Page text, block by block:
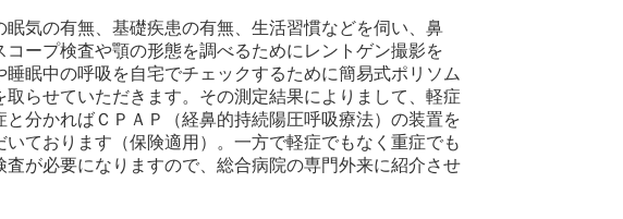
気の有無、基礎疾患の有無、生活習慣などを伺い、鼻
ープ検査や顎の形態を調べるためにレントゲン撮影を
眠中の呼吸を自宅でチェックするために簡易式ポリソム
らせていただきます。その測定結果によりまして、軽症
分かればＣＰＡＰ（経鼻的持続陽圧呼吸療法）の装置を
ております（保険適用）。一方で軽症でもなく重症でも
が必要になりますので、総合病院の専門外来に紹介させ